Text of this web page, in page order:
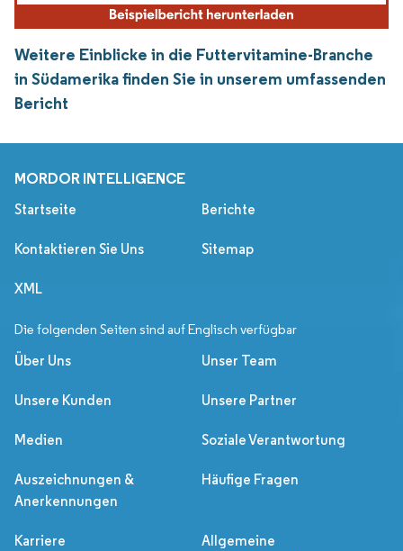
Weitere Einblicke in die Futtervitamine-Branche
in Südamerika finden Sie in unserem umfassenden
Bericht
MORDOR INTELLIGENCE
Startseite Berichte
Kontaktieren Sie Uns Sitemap
XML
Die folgenden Seiten sind auf Englisch verfügbar
Über Uns Unser Team
Unsere Kunden Unsere Partner
Medien Soziale Verantwortung
Auszeichnungen &
Anerkennungen
Häufige Fragen
Karriere
Allgemeine